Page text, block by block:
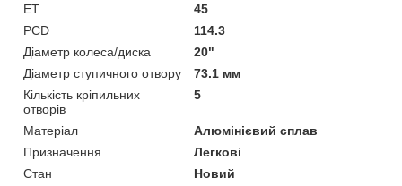
ET
45
PCD
114.3
Діаметр колеса/диска
20"
Діаметр ступичного отвору
73.1 мм
Кількість кріпильних
отворів
5
Матеріал
Алюмінієвий сплав
Призначення
Легкові
Стан
Новий